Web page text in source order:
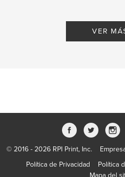
VER
© 2016 - 2026 RPI Print, Inc.
Política de Privacidad
Política
Mapa del